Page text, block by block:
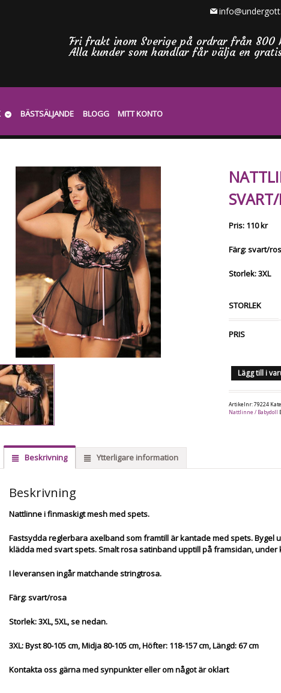
Fri frakt inom Sverige på ordrar från 800
Alla kunder som handlar får välja en
BÄSTSÄLJANDE BLOGG MITT KONTO
Pris: 110 kr
Färg: svart/
Storlek: 3XL
STORLEK
PRIS
Lägg till i
Artikelnr:79224
Nattlinne / Babydoll
Beskrivning Ytterligare information
Beskrivning
Nattlinne i finmaskigt mesh med spets.
Fastsydda reglerbara axelband som framtill är kantade med spets. Bygel
klädda med svart spets. Smalt rosa satinband upptill på framsidan,
I leveransen ingår matchande stringtrosa.
Färg: svart/rosa
Storlek: 3XL, 5XL, se nedan.
3XL: Byst 80-105 cm, Midja 80-105 cm, Höfter: 118-157 cm, Längd: 67 cm
Kontakta oss gärna med synpunkter eller om något är oklart